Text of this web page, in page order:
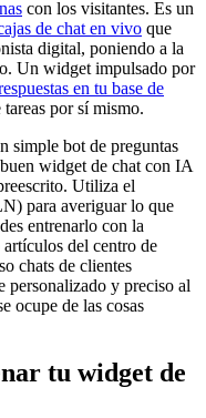
con los visitantes. Es un
de chat en vivo que
digital, poniendo a la
Un widget impulsado por
en tu base de
por sí mismo.
simple bot de preguntas
widget de chat con IA
Utiliza el
para averiguar lo que
entrenarlo con la
del centro de
chats de clientes
personalizado y preciso al
ocupe de las cosas
tu widget de